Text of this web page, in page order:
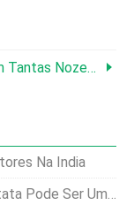
Agora Temos Um Excesso De Nozes
Na Índia
Os Agricultores Na África Oriental